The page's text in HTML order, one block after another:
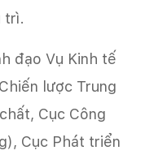
trì.
đạo Vụ Kinh tế
lược Trung
Cục Công
Cục Phát triển